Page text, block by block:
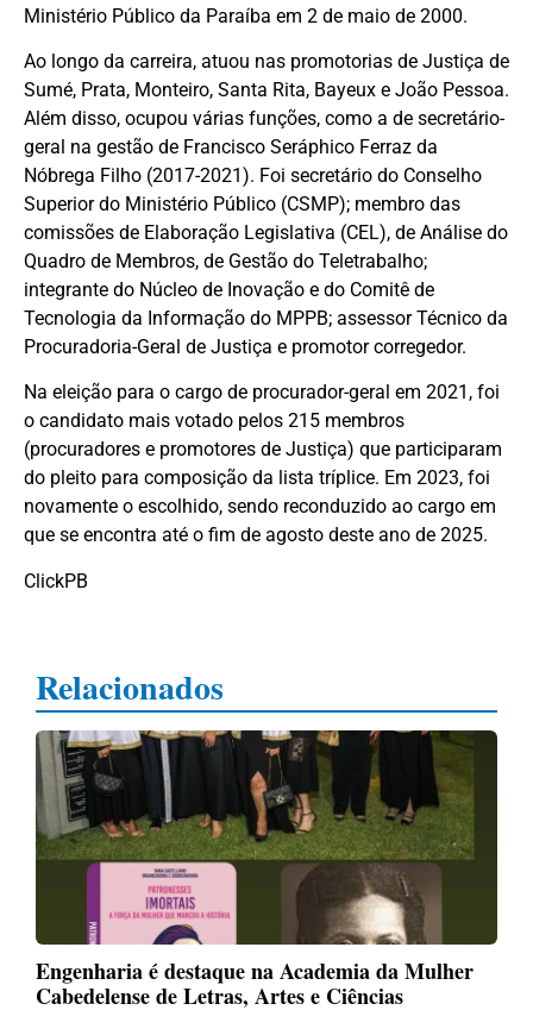
Ministério Público da Paraíba em 2 de maio de 2000.
Ao longo da carreira, atuou nas promotorias de Justiça de
Sumé, Prata, Monteiro, Santa Rita, Bayeux e João Pessoa.
Além disso, ocupou várias funções, como a de secretário-
geral na gestão de Francisco Seráphico Ferraz da
Nóbrega Filho (2017-2021). Foi secretário do Conselho
Superior do Ministério Público (CSMP); membro das
comissões de Elaboração Legislativa (CEL), de Análise do
Quadro de Membros, de Gestão do Teletrabalho;
integrante do Núcleo de Inovação e do Comitê de
Tecnologia da Informação do MPPB; assessor Técnico da
Procuradoria-Geral de Justiça e promotor corregedor.
Na eleição para o cargo de procurador-geral em 2021, foi
o candidato mais votado pelos 215 membros
(procuradores e promotores de Justiça) que participaram
do pleito para composição da lista tríplice. Em 2023, foi
novamente o escolhido, sendo reconduzido ao cargo em
que se encontra até o fim de agosto deste ano de 2025.
ClickPB
Relacionados
Engenharia é destaque na Academia da Mulher
Cabedelense de Letras, Artes e Ciências